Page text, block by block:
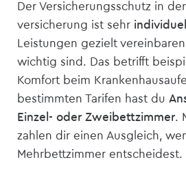
Der Versicherungsschutz in
versicherung ist sehr individuell
Leistungen gezielt
wichtig sind. Das betrifft
Komfort beim
bestimmten Tarifen hast du
Einzel- oder Zweibettzimmer.
zahlen dir einen Ausgleich,
Mehrbettzimmer entscheidest.